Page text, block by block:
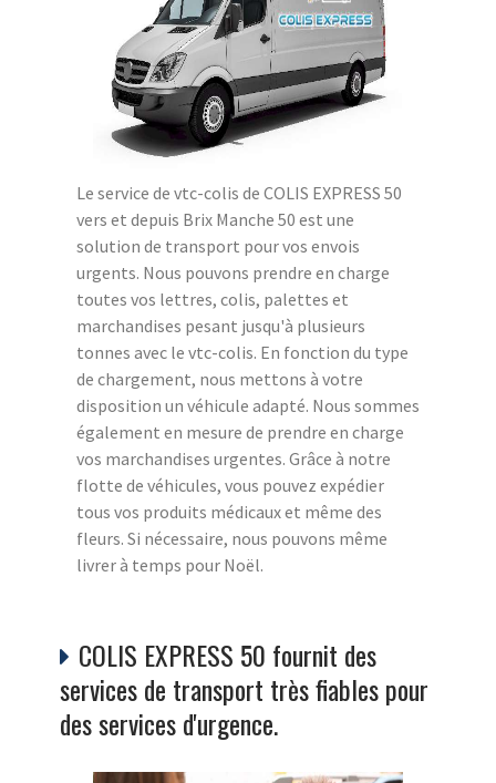
Le service de vtc-colis de COLIS EXPRESS 50
vers et depuis Brix Manche 50 est une
solution de transport pour vos envois
urgents. Nous pouvons prendre en charge
toutes vos lettres, colis, palettes et
marchandises pesant jusqu'à plusieurs
tonnes avec le vtc-colis. En fonction du type
de chargement, nous mettons à votre
disposition un véhicule adapté. Nous sommes
également en mesure de prendre en charge
vos marchandises urgentes. Grâce à notre
flotte de véhicules, vous pouvez expédier
tous vos produits médicaux et même des
fleurs. Si nécessaire, nous pouvons même
livrer à temps pour Noël.
COLIS EXPRESS 50 fournit des
services de transport très fiables pour
des services d'urgence.